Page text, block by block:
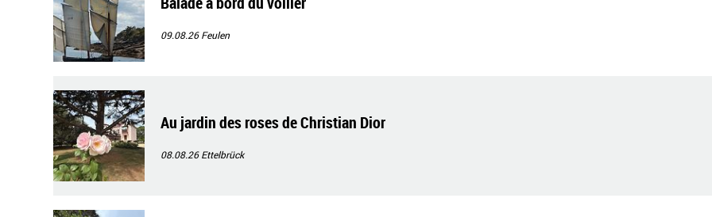
09.08.26Feulen
Au jardin des roses de Christian Dior
08.08.26Ettelbrück